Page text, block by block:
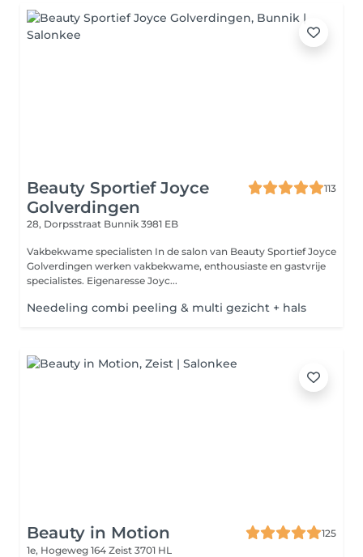
Beauty Sportief Joyce
Golverdingen
113
28, Dorpsstraat Bunnik 3981 EB
Vakbekwame specialisten In de salon van Beauty Sportief Joyce
Golverdingen werken vakbekwame, enthousiaste en gastvrije
specialistes. Eigenaresse Joyc...
Needeling combi peeling & multi gezicht + hals
Beauty in Motion
125
1e, Hogeweg 164 Zeist 3701 HL